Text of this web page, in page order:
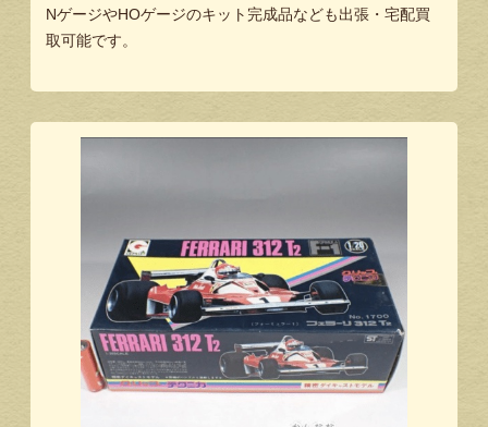
NゲージやHOゲージのキット完成品なども出張・宅配買
取可能です。